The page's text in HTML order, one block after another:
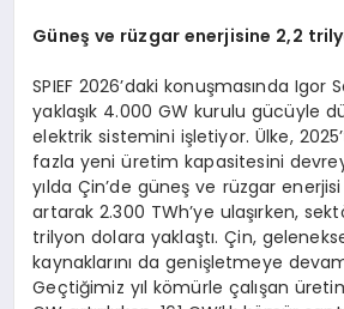
Güneş ve rüzgar enerjisine 2,2
SPIEF 2026’daki konuşmasında Igor
yaklaşık 4.000 GW kurulu gücüyle
elektrik sistemini işletiyor. Ülke,
fazla yeni üretim kapasitesini
yılda Çin’de güneş ve rüzgar
artarak 2.300 TWh’ye ulaşırken,
trilyon dolara yaklaştı. Çin,
kaynaklarını da genişletmeye
Geçtiğimiz yıl kömürle çalışan